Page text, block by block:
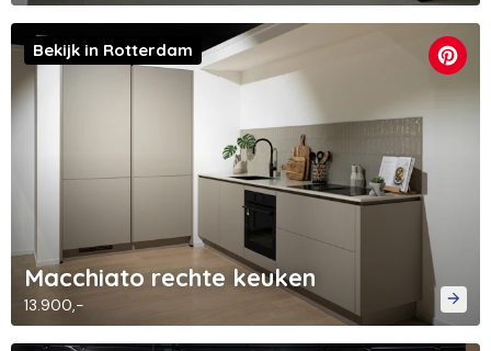
Macchiato rechte keuken
13.900,-
Bekijk in Rotterdam